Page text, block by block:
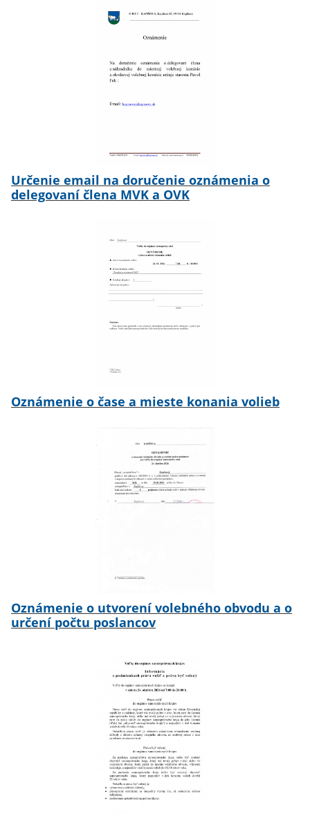
Určenie email na doručenie oznámenia o
delegovaní člena MVK a OVK
Oznámenie o čase a mieste konania volieb
Oznámenie o utvorení volebného obvodu a o
určení počtu poslancov